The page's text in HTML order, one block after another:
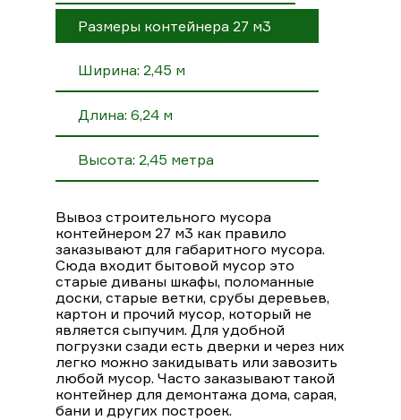
Размеры контейнера 27 м3
Ширина: 2,45 м
Длина: 6,24 м
Высота: 2,45 метра
Вывоз строительного мусора
контейнером 27 м3 как правило
заказывают для габаритного мусора.
Сюда входит бытовой мусор это
старые диваны шкафы, поломанные
доски, старые ветки, срубы деревьев,
картон и прочий мусор, который не
является сыпучим. Для удобной
погрузки сзади есть дверки и через них
легко можно закидывать или завозить
любой мусор. Часто заказывают такой
контейнер для демонтажа дома, сарая,
бани и других построек.